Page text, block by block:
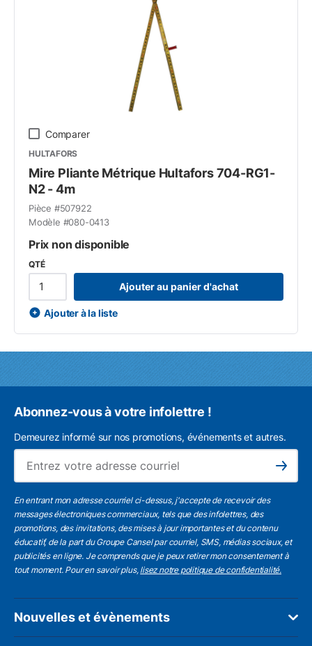
Comparer
HULTAFORS
Mire Pliante Métrique Hultafors 704-RG1-
N2 - 4m
Pièce #507922
Modèle #080-0413
Prix non disponible
QTÉ
Ajouter au panier d'achat
Ajouter à la liste
Abonnez-vous à votre infolettre !
Demeurez informé sur nos promotions, événements et autres.
Subscribe
En entrant mon adresse courriel ci-dessus, j'accepte de recevoir des
messages électroniques commerciaux, tels que des infolettres, des
promotions, des invitations, des mises à jour importantes et du contenu
éducatif, de la part du Groupe Cansel par courriel, SMS, médias sociaux, et
publicités en ligne. Je comprends que je peux retirer mon consentement à
tout moment. Pour en savoir plus, lisez notre politique de confidentialité.
Nouvelles et évènements